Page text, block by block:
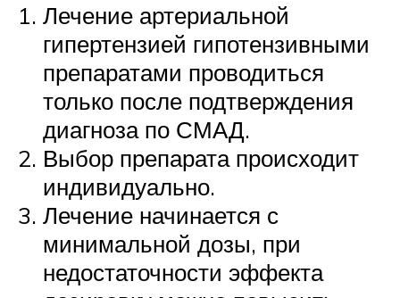
Лечение артериальной
гипертензией гипотензивными
препаратами проводиться
только после подтверждения
диагноза по СМАД.
Выбор препарата происходит
индивидуально.
Лечение начинается с
минимальной дозы, при
недостаточности эффекта